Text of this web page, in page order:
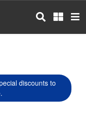
discounts to